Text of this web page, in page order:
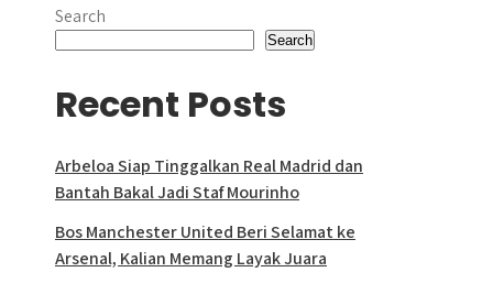
navigation
Search
Search
Recent Posts
Arbeloa Siap Tinggalkan Real Madrid dan
Bantah Bakal Jadi Staf Mourinho
Bos Manchester United Beri Selamat ke
Arsenal, Kalian Memang Layak Juara